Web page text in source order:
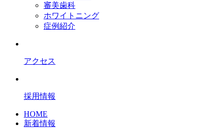
審美歯科
ホワイトニング
症例紹介
アクセス
採用情報
HOME
新着情報